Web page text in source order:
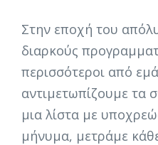
Στην εποχή του
διαρκούς
περισσότεροι από
αντιμετωπίζουμε τα
μια λίστα με
μήνυμα, μετράμε